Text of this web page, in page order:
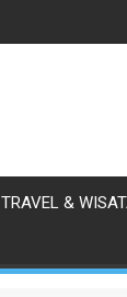
TRAVEL &